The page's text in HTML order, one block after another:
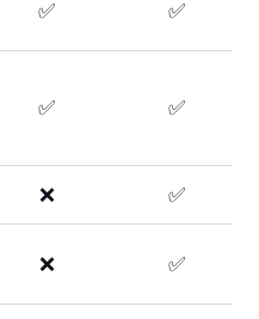
✅ ✅
✅ ✅
❌ ✅
❌ ✅